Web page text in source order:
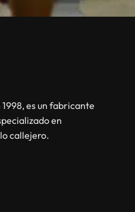
es un fabricante
en
callejero.